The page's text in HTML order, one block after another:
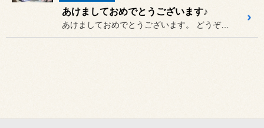
あけましておめでとうございます♪
あけましておめでとうございます。 どうぞ本年も、よろしくお願いいた...